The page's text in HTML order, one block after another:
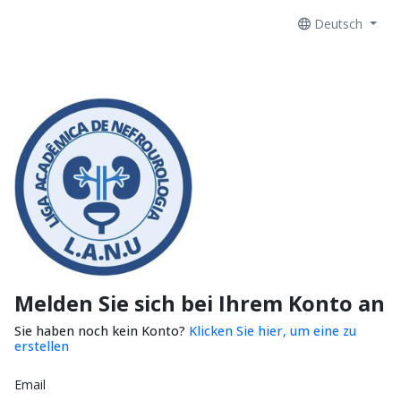
Deutsch
Melden Sie sich bei Ihrem Konto an
Sie haben noch kein Konto? Klicken Sie hier, um eine zu
erstellen
Email